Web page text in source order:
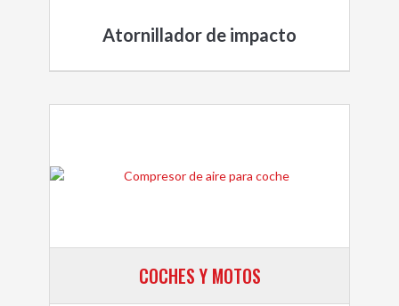
Atornillador de impacto
COCHES Y MOTOS